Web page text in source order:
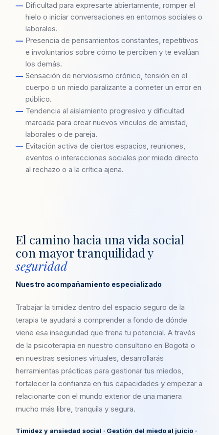
Dificultad para expresarte abiertamente, romper el
hielo o iniciar conversaciones en entornos sociales o
laborales.
Presencia de pensamientos constantes, repetitivos
e involuntarios sobre cómo te perciben y te evalúan
los demás.
Sensación de nerviosismo crónico, tensión en el
cuerpo o un miedo paralizante a cometer un error en
público.
Tendencia al aislamiento progresivo y dificultad
marcada para crear nuevos vínculos de amistad,
laborales o de pareja.
Evitación activa de ciertos espacios, reuniones,
eventos o interacciones sociales por miedo directo
al rechazo o a la crítica ajena.
El camino hacia una vida social
con mayor tranquilidad y
seguridad
Nuestro acompañamiento especializado
Trabajar la timidez dentro del espacio seguro de la
terapia te ayudará a comprender a fondo de dónde
viene esa inseguridad que frena tu potencial. A través
de la psicoterapia en nuestro consultorio en Bogotá o
en nuestras sesiones virtuales, desarrollarás
herramientas prácticas para gestionar tus miedos,
fortalecer la confianza en tus capacidades y empezar a
relacionarte con el mundo exterior de una manera
mucho más libre, tranquila y segura.
Timidez y ansiedad social · Gestión del miedo al juicio ·